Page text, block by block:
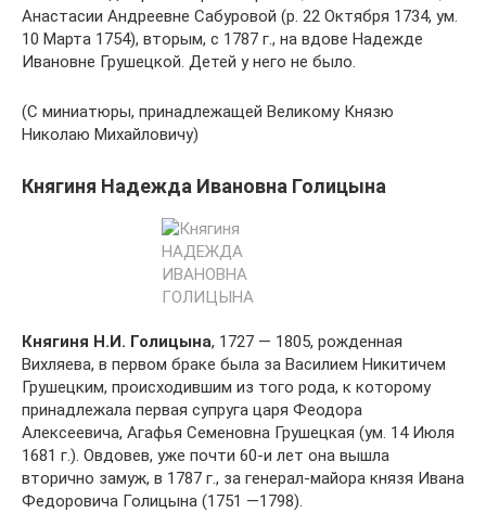
Анастасии Андреевне Сабуровой (р. 22 Октября 1734, ум.
10 Марта 1754), вторым, с 1787 г., на вдове Надежде
Ивановне Грушецкой. Детей у него не было.
(С миниатюры, принадлежащей Великому Князю
Николаю Михайловичу)
Княгиня Надежда Ивановна Голицына
Княгиня Н.И. Голицына, 1727 — 1805, рожденная
Вихляева, в первом браке была за Василием Никитичем
Грушецким, происходившим из того рода, к которому
принадлежала первая супруга царя Феодора
Алексеевича, Агафья Семеновна Грушецкая (ум. 14 Июля
1681 г.). Овдовев, уже почти 60-и лет она вышла
вторично замуж, в 1787 г., за генерал-майора князя Ивана
Федоровича Голицына (1751 —1798).